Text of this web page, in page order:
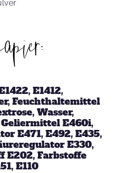
E1412,
Feuchthaltemittel
Wasser,
E460i,
E471, E492, E435,
E330,
E202, Farbstoffe
E110